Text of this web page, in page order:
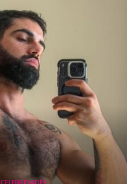
CELEBRIDADES